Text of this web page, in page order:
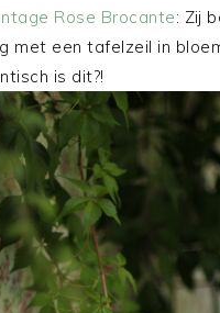
Rose Brocante: Zij
met een tafelzeil in
is dit?!